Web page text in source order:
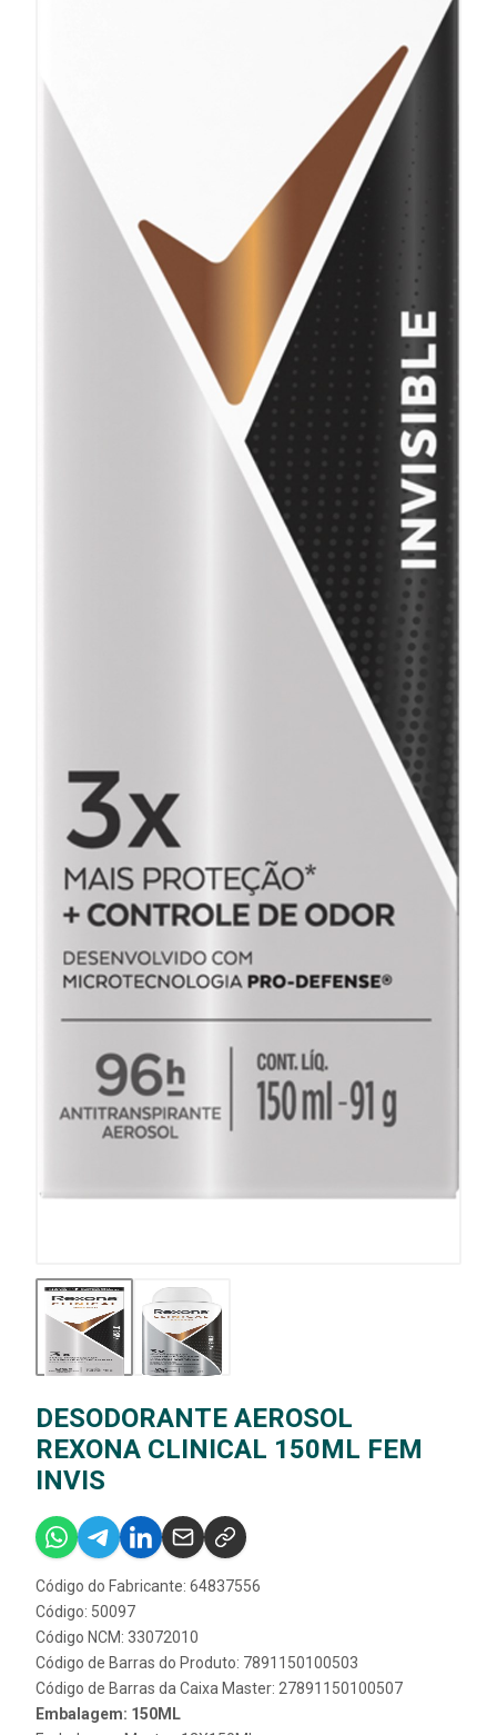
DESODORANTE AEROSOL
REXONA CLINICAL 150ML FEM
INVIS
Código do Fabricante: 64837556
Código: 50097
Código NCM: 33072010
Código de Barras do Produto: 7891150100503
Código de Barras da Caixa Master: 27891150100507
Embalagem: 150ML